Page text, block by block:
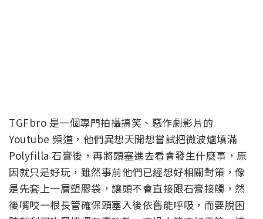
TGFbro 是一個專門拍攝搞笑、惡作劇影片的
Youtube 頻道，他們異想天開想嘗試把微波爐填滿
Polyfilla 石膏後，再將頭塞進去看會發生什麼事，原
因就只是好玩，雖然事前他們已經想好相關對策，像
是先套上一層塑膠袋，讓頭不會直接跟石膏接觸，然
後嘴咬一根長管確保頭塞入後依舊能呼吸，而要脫困